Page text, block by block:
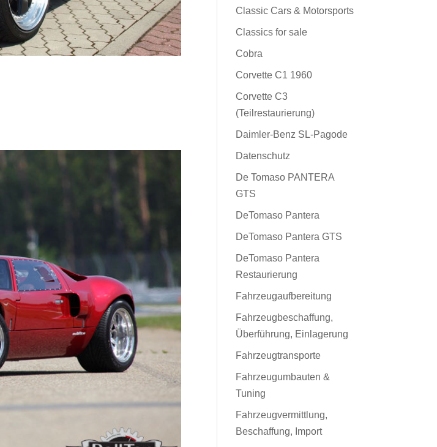
Classic Cars & Motorsports
Classics for sale
Cobra
Corvette C1 1960
Corvette C3
(Teilrestaurierung)
Daimler-Benz SL-Pagode
Datenschutz
De Tomaso PANTERA
GTS
DeTomaso Pantera
DeTomaso Pantera GTS
DeTomaso Pantera
Restaurierung
Fahrzeugaufbereitung
Fahrzeugbeschaffung,
Überführung, Einlagerung
Fahrzeugtransporte
Fahrzeugumbauten &
Tuning
Fahrzeugvermittlung,
Beschaffung, Import